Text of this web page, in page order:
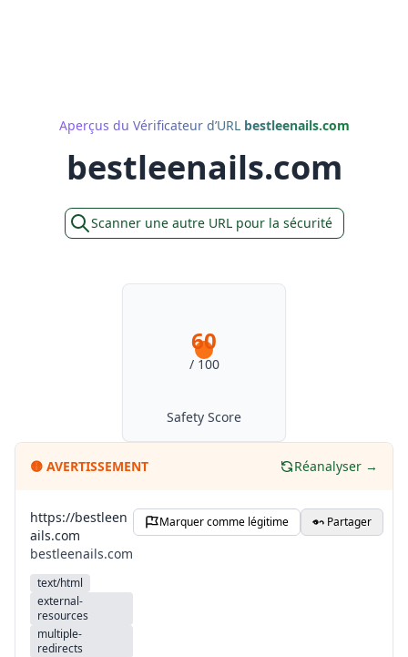
Aperçus du Vérificateur d’URL bestleenails.com
bestleenails.com
Scanner une autre URL pour la sécurité
60
/ 100
Safety Score
🟡 AVERTISSEMENT Réanalyser →
https://bestleen
ails.com
bestleenails.com
text/html
external-
resources
multiple-
redirects
Marquer comme légitime Partager